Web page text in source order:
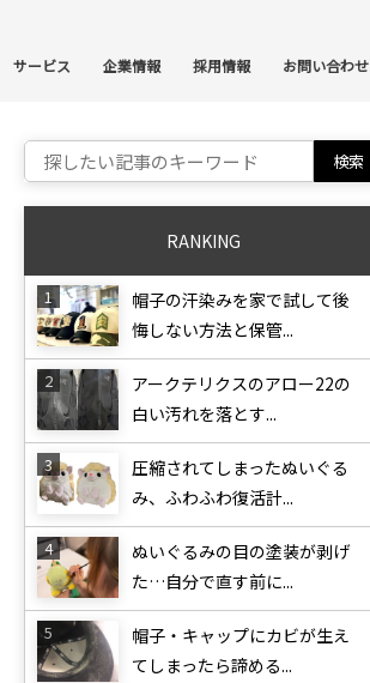
サービス 企業情報 採用情報 お問い合わせ
Search for:
RANKING
帽子の汗染みを家で試して後
悔しない方法と保管...
アークテリクスのアロー22の
白い汚れを落とす...
圧縮されてしまったぬいぐる
み、ふわふわ復活計...
ぬいぐるみの目の塗装が剥げ
た…自分で直す前に...
帽子・キャップにカビが生え
てしまったら諦める...